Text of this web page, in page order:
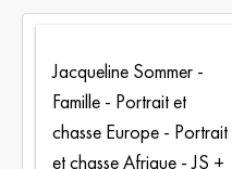
Jacqueline Sommer -
Famille - Portrait et
chasse Europe - Portrait
et chasse Afrique - JS +